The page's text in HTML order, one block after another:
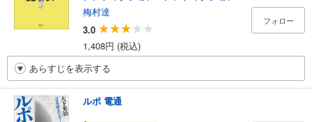
梅村達
3.0
1,408円 (税込)
フォロー
あらすじを表示する
ルポ 電通